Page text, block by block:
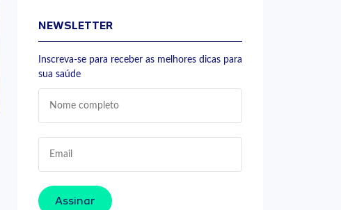
NEWSLETTER
Inscreva-se para receber as melhores dicas para
sua saúde
Assinar